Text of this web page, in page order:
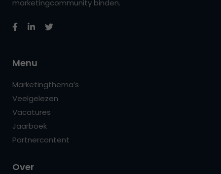
marketingcommunity binden.
Menu
Marketingthema’s
Veelgelezen
Vacatures
Jaarboek
Partnercontent
Over